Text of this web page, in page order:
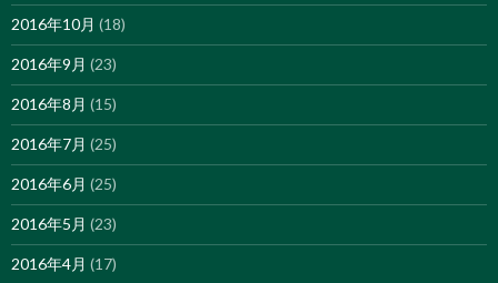
2016年10月 (18)
2016年9月 (23)
2016年8月 (15)
2016年7月 (25)
2016年6月 (25)
2016年5月 (23)
2016年4月 (17)